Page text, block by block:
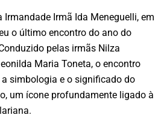
Irmandade Irmã Ida Meneguelli, em
o último encontro do ano do
pelas irmãs Nilza
Maria Toneta, o encontro
simbologia e o significado do
um ícone profundamente ligado à